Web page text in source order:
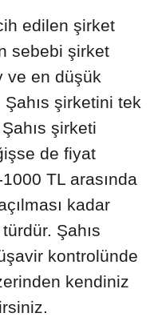
edilen şirket
sebebi şirket
ve en düşük
Şahıs şirketini tek
şirketi
de fiyat
TL arasında
kadar
Şahıs
kontrolünde
kendiniz